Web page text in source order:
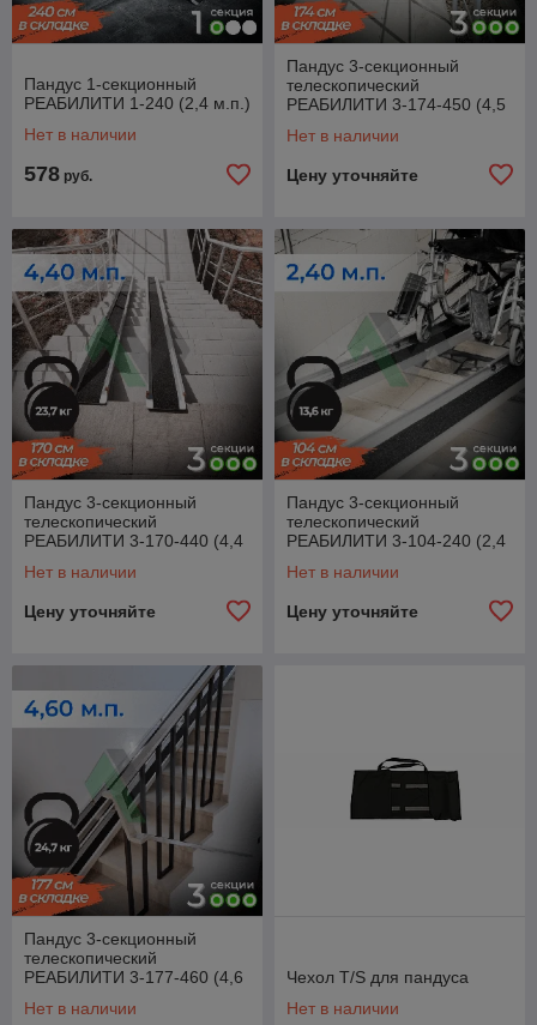
Пандус 1-секционный
РЕАБИЛИТИ 1-240 (2,4 м.п.)
Нет в наличии
578 руб.
Пандус 3-секционный
телескопический
РЕАБИЛИТИ 3-174-450 (4,5
Нет в наличии
Цену уточняйте
Пандус 3-секционный
телескопический
РЕАБИЛИТИ 3-170-440 (4,4
Нет в наличии
Цену уточняйте
Пандус 3-секционный
телескопический
РЕАБИЛИТИ 3-104-240 (2,4
Нет в наличии
Цену уточняйте
Пандус 3-секционный
телескопический
РЕАБИЛИТИ 3-177-460 (4,6
Нет в наличии
Чехол T/S для пандуса
Нет в наличии